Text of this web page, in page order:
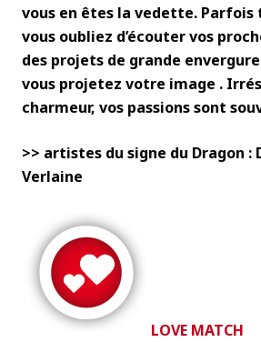
vous en êtes la vedette. Parfois
vous oubliez d’écouter vos
des projets de grande
vous projetez votre image .
charmeur, vos passions sont
>> artistes du signe du Dragon :
Verlaine
LOVE MATCH